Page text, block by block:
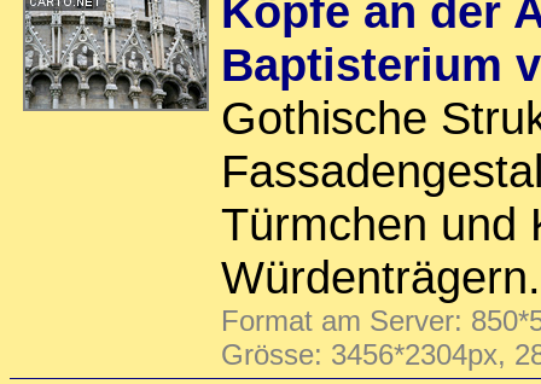
Köpfe an der
Baptisterium
Gothische
Türmchen und
Würdenträgern.
Format am Server:
Grösse: 3456*2304px,